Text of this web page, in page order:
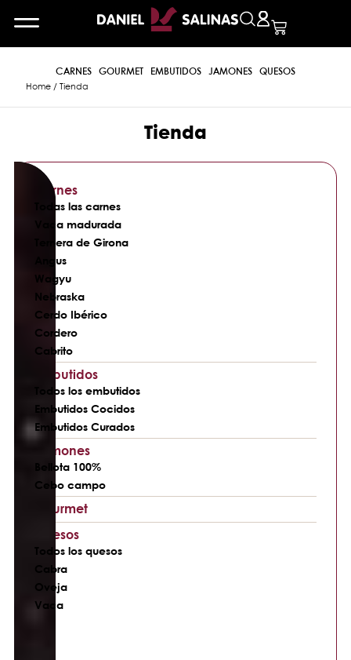
CARNES GOURMET EMBUTIDOS JAMONES QUESOS
Home/ Tienda
Tienda
Carnes
Todas las carnes
Vaca madurada
Ternera de Girona
Angus
Wagyu
Nebraska
Cerdo Ibérico
Cordero
Cabrito
Embutidos
Todos los embutidos
Embutidos Cocidos
Embutidos Curados
Jamones
Bellota 100%
Cebo campo
Gourmet
Quesos
Todos los quesos
Cabra
Oveja
Vaca